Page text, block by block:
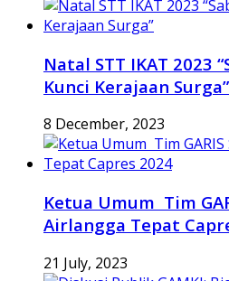
Natal STT IKAT 2023
Kunci Kerajaan Surga”
8 December, 2023
Ketua Umum Tim
Airlangga Tepat
21 July, 2023